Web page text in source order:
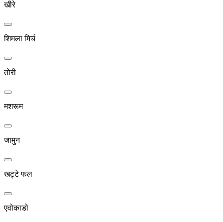
खीरे
शिमला मिर्च
तोरी
मशरूम
जामुन
खट्टे फल
एवोकाडो